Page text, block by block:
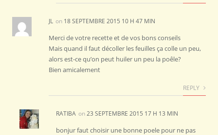
JL on 18 SEPTEMBRE 2015 10 H 47 MIN
Merci de votre recette et de vos bons conseils
Mais quand il faut décoller les feuilles ça colle un peu,
alors est-ce qu’on peut huiler un peu la poêle?
Bien amicalement
REPLY
RATIBA on23 SEPTEMBRE 2015 17 H 13 MIN
bonjur faut choisir une bonne poele pour ne pas